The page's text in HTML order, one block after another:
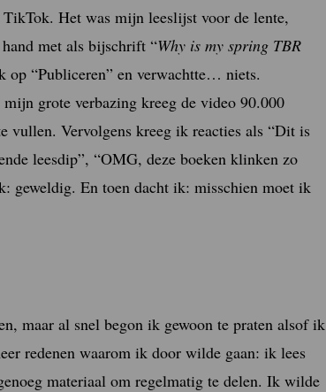
Het was mijn leeslijst voor de lente,
met als bijschrift “Why is my spring TBR
op “Publiceren” en verwachtte… niets.
grote verbazing kreeg de video 90.000
vullen. Vervolgens kreeg ik reacties als “Dit is
leesdip”, “OMG, deze boeken klinken zo
geweldig. En toen dacht ik: misschien moet ik
maar al snel begon ik gewoon te praten alsof ik
redenen waarom ik door wilde gaan: ik lees
materiaal om regelmatig te delen. Ik wilde